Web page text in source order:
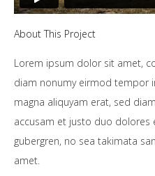
About This Project
Lorem ipsum dolor sit amet,
diam nonumy eirmod tempor
magna aliquyam erat, sed
accusam et justo duo dolores
gubergren, no sea takimata
amet.